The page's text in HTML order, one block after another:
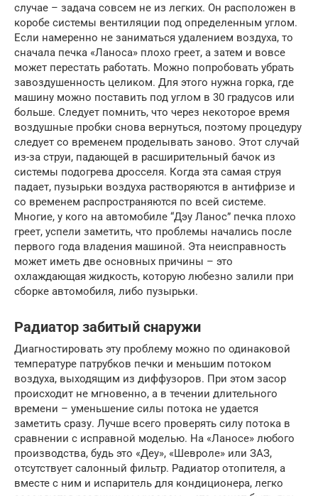
случае – задача совсем не из легких. Он расположен в
коробе системы вентиляции под определенным углом.
Если намеренно не заниматься удалением воздуха, то
сначала печка «Ланоса» плохо греет, а затем и вовсе
может перестать работать. Можно попробовать убрать
завоздушенность целиком. Для этого нужна горка, где
машину можно поставить под углом в 30 градусов или
больше. Следует помнить, что через некоторое время
воздушные пробки снова вернуться, поэтому процедуру
следует со временем проделывать заново. Этот случай
из-за струи, падающей в расширительный бачок из
системы подогрева дросселя. Когда эта самая струя
падает, пузырьки воздуха растворяются в антифризе и
со временем распространяются по всей системе.
Многие, у кого на автомобиле “Дэу Ланос” печка плохо
греет, успели заметить, что проблемы начались после
первого года владения машиной. Эта неисправность
может иметь две основных причины – это
охлаждающая жидкость, которую любезно залили при
сборке автомобиля, либо пузырьки.
Радиатор забитый снаружи
Диагностировать эту проблему можно по одинаковой
температуре патрубков печки и меньшим потоком
воздуха, выходящим из диффузоров. При этом засор
происходит не мгновенно, а в течении длительного
времени – уменьшение силы потока не удается
заметить сразу. Лучше всего проверять силу потока в
сравнении с исправной моделью. На «Ланосе» любого
производства, будь это «Деу», «Шевроле» или ЗАЗ,
отсутствует салонный фильтр. Радиатор отопителя, а
вместе с ним и испаритель для кондиционера, легко